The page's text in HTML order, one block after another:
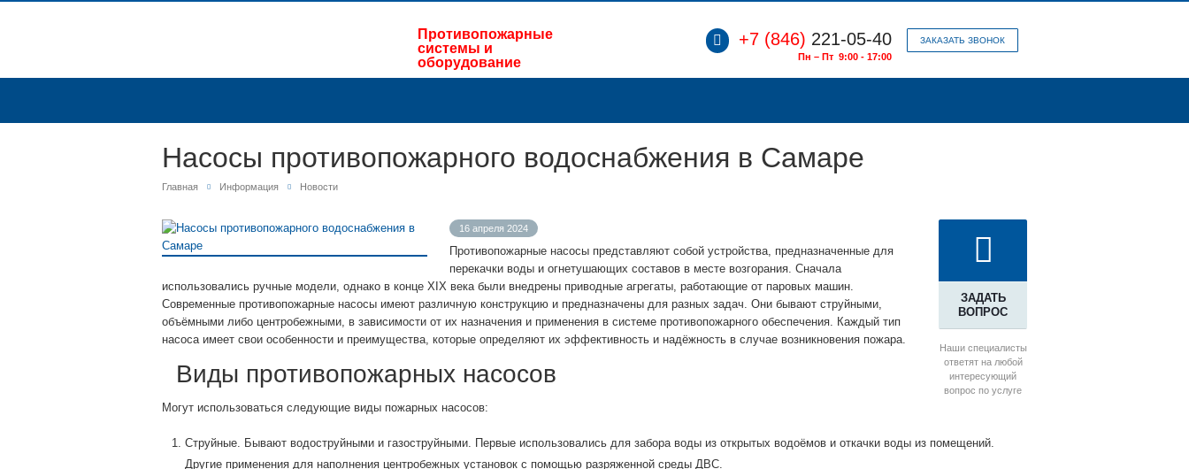
Противопожарные
системы и
оборудование
ЗАКАЗАТЬ ЗВОНОК
+7 (846) 221-05-40
Пн – Пт 9:00 - 17:00
Насосы противопожарного водоснабжения в Самаре
Главная Информация Новости
ЗАДАТЬ
ВОПРОС
Наши специалисты
ответят на любой
интересующий
вопрос по услуге
16 апреля 2024
Противопожарные насосы представляют собой устройства, предназначенные для
перекачки воды и огнетушающих составов в месте возгорания. Сначала
использовались ручные модели, однако в конце XIX века были внедрены приводные агрегаты, работающие от паровых машин.
Современные противопожарные насосы имеют различную конструкцию и предназначены для разных задач. Они бывают струйными,
объёмными либо центробежными, в зависимости от их назначения и применения в системе противопожарного обеспечения. Каждый тип
насоса имеет свои особенности и преимущества, которые определяют их эффективность и надёжность в случае возникновения пожара.
Виды противопожарных насосов
Могут использоваться следующие виды пожарных насосов:
Струйные. Бывают водоструйными и газоструйными. Первые использовались для забора воды из открытых водоёмов и откачки воды из помещений.
Другие применения для наполнения центробежных установок с помощью разряженной среды ДВС.